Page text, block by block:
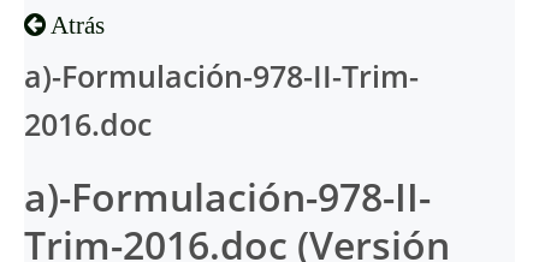
Atrás
a)-Formulación-978-II-Trim-
2016.doc
a)-Formulación-978-II-
Trim-2016.doc (Versión